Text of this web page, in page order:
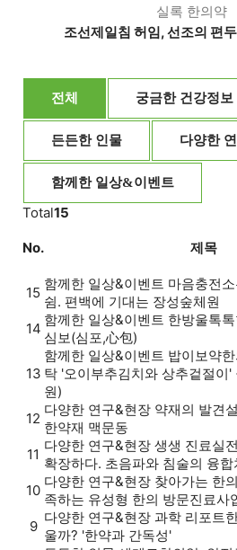
실록 한의약
조선제일침 허임, 선조의 편
전체 궁금한 건강정보
든든한 인물 다양한
함께한 일상&이벤트
Total15
No. 제목
15
함께한 일상&이벤트 마음충전소
쉼. 편백에 기대는 장성숲체원
14
함께한 일상&이벤트 한방울톡톡
심보(심포,心包)
13
함께한 일상&이벤트 밥이보약
탁 '오이부추김치와 상추겉절이'
원)
12
다양한 연구&현장 약재의 발견
한약재 맥문동
11
다양한 연구&현장 생생 진료실
확장하다. 초음파와 침술의 융합
10
다양한 연구&현장 찾아가는 한
족하는 유성형 한의 방문진료사
9
다양한 연구&현장 과학 리포트
울까? '한약과 간독성'